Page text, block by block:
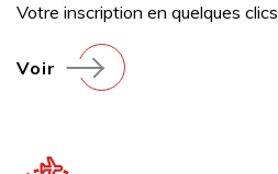
Votre inscription en quelques clics
Voir